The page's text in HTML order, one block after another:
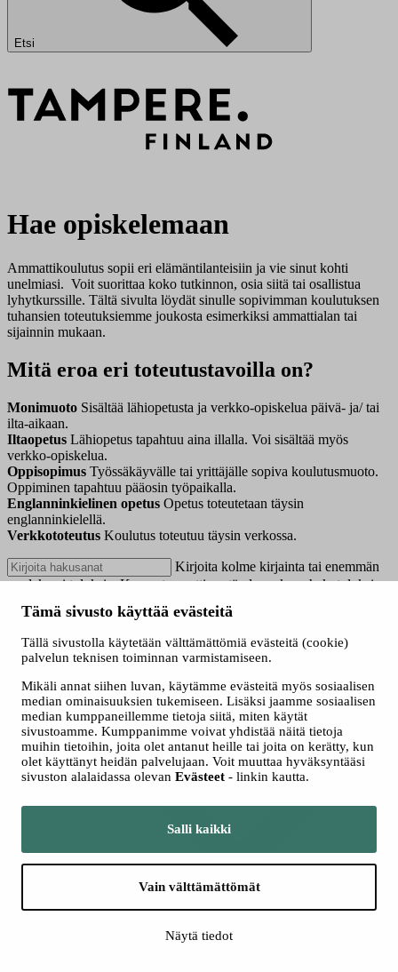
Tämä sivusto käyttää evästeitä
Tällä sivustolla käytetään välttämättömiä evästeitä (cookie)
palvelun teknisen toiminnan varmistamiseen.
Mikäli annat siihen luvan, käytämme evästeitä myös sosiaalisen
median ominaisuuksien tukemiseen. Lisäksi jaamme sosiaalisen
median kumppaneillemme tietoja siitä, miten käytät
sivustoamme. Kumppanimme voivat yhdistää näitä tietoja
muihin tietoihin, joita olet antanut heille tai joita on kerätty, kun
olet käyttänyt heidän palvelujaan. Voit muuttaa hyväksyntääsi
sivuston alalaidassa olevan Evästeet - linkin kautta.
Salli kaikki
Vain välttämättömät
Näytä tiedot
Etsi
Hae opiskelemaan
Ammattikoulutus sopii eri elämäntilanteisiin ja vie sinut kohti
unelmiasi. Voit suorittaa koko tutkinnon, osia siitä tai osallistua
lyhytkurssille. Tältä sivulta löydät sinulle sopivimman koulutuksen
tuhansien toteutuksiemme joukosta esimerkiksi ammattialan tai
sijainnin mukaan.
Mitä eroa eri toteutustavoilla on?
Monimuoto Sisältää lähiopetusta ja verkko-opiskelua päivä- ja/ tai
ilta-aikaan.
Iltaopetus Lähiopetus tapahtuu aina illalla. Voi sisältää myös
verkko-opiskelua.
Oppisopimus Työssäkäyvälle tai yrittäjälle sopiva koulutusmuoto.
Oppiminen tapahtuu pääosin työpaikalla.
Englanninkielinen opetus Opetus toteutetaan täysin
englanninkielellä.
Verkkototeutus Koulutus toteutuu täysin verkossa.
Kirjoita kolme kirjainta tai enemmän
saadaksesi tuloksia. Kun automaattisen täydennyksen hakutuloksia
valintaan. Kosketuslaitteiden käyttäjille, tutki koskettamalla tai
Näytä vain nyt haussa olevat
Valitse hakutapa
Kaikki
Jatkuva haku
Yhteishaku